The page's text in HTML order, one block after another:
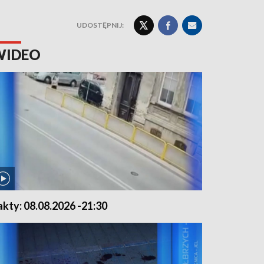
UDOSTĘPNIJ:
08.08.2026 -21:30